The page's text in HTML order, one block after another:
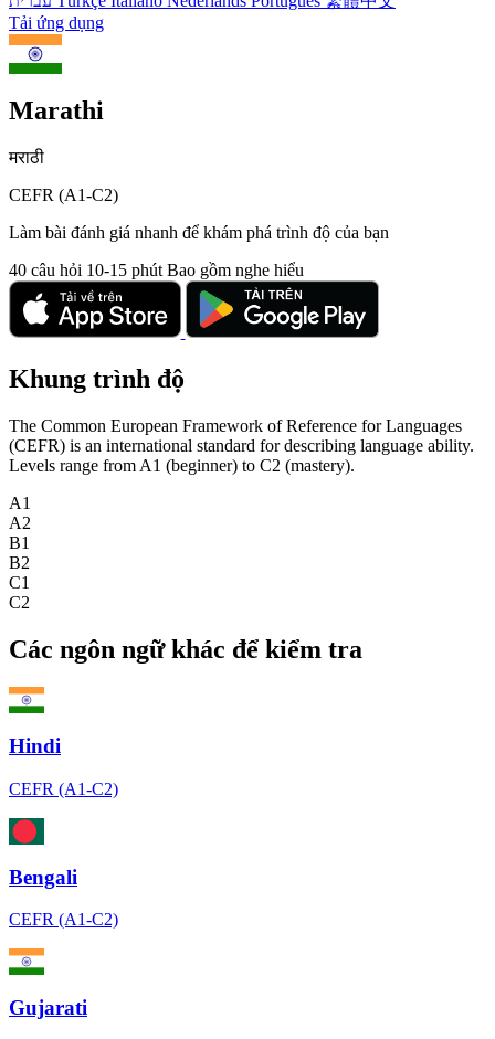
Tải ứng dụng
Marathi
मराठी
CEFR (A1-C2)
Làm bài đánh giá nhanh để khám phá trình độ của bạn
40 câu hỏi 10-15 phút Bao gồm nghe hiểu
Khung trình độ
The Common European Framework of Reference for Languages
(CEFR) is an international standard for describing language ability.
Levels range from A1 (beginner) to C2 (mastery).
A1
A2
B1
B2
C1
C2
Các ngôn ngữ khác để kiểm tra
Hindi
CEFR (A1-C2)
Bengali
CEFR (A1-C2)
Gujarati